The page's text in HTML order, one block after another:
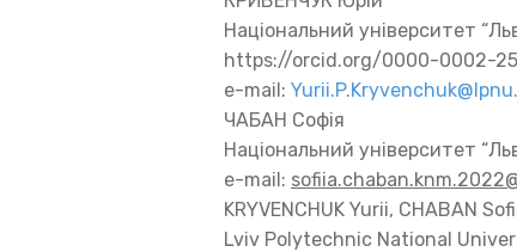
Національний університет
https://orcid.org/0000-0002-
e-mail:
ЧАБАН Софія
Національний університет
e-mail:
KRYVENCHUK Yurii, CHABAN
Lviv Polytechnic National